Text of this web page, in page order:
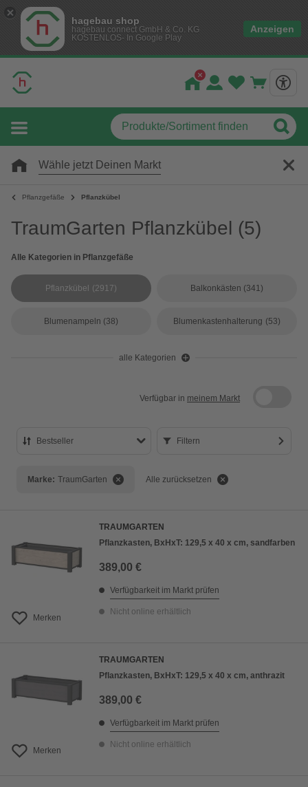
hagebau shop
hagebau connect GmbH & Co. KG
KOSTENLOS- In Google Play
Anzeigen
Wähle jetzt Deinen Markt
Pflanzgefäße Pflanzkübel
TraumGarten Pflanzkübel (5)
Alle Kategorien in Pflanzgefäße
Pflanzkübel (2917) Balkonkästen (341)
Blumenampeln (38) Blumenkastenhalterung (53)
alle Kategorien
Verfügbar in meinem Markt
Bestseller
Bewertung
Filtern
Marke: TraumGarten Alle zurücksetzen
Merken
TRAUMGARTEN
Pflanzkasten, BxHxT: 129,5 x 40 x cm, sandfarben
389,00 €
Verfügbarkeit im Markt prüfen
Nicht online erhältlich
Merken
TRAUMGARTEN
Pflanzkasten, BxHxT: 129,5 x 40 x cm, anthrazit
389,00 €
Verfügbarkeit im Markt prüfen
Nicht online erhältlich